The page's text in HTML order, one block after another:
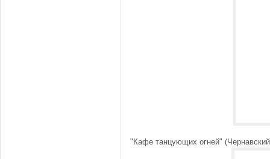
"Кафе танцующих огней"